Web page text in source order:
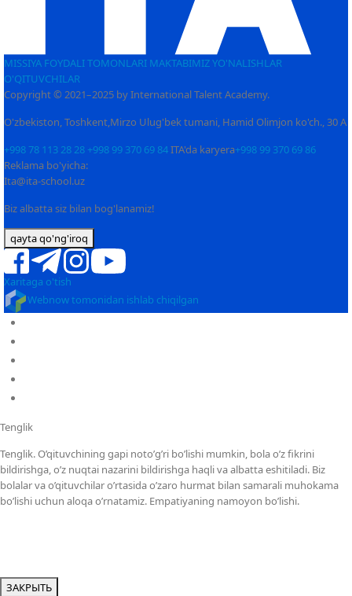
MISSIYA FOYDALI TOMONLARI MAKTABIMIZYO'NALISHLAR
O'QITUVCHILAR
Copyright © 2021–2025 by International Talent Academy.
O'zbekiston, Toshkent,Mirzo Ulug'bek tumani, Hamid Olimjon ko'ch., 30 А
+998 78 113 28 28 +998 99 370 69 84ITA'da karyera+998 99 370 69 86
Reklama bo'yicha:
Ita@ita-school.uz
Biz albatta siz bilan bog'lanamiz!
qayta qo'ng'iroq
Xaritaga o'tish
Webnow tomonidan ishlab chiqilgan
Tenglik
Tenglik. O’qituvchining gapi noto’g’ri bo’lishi mumkin, bola o’z fikrini
bildirishga, o’z nuqtai nazarini bildirishga haqli va albatta eshitiladi. Biz
bolalar va o’qituvchilar o’rtasida o’zaro hurmat bilan samarali muhokama
bo’lishi uchun aloqa o’rnatamiz. Empatiyaning namoyon bo’lishi.
ЗАКРЫТЬ